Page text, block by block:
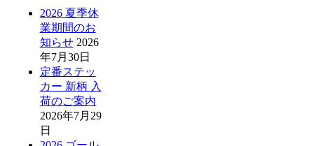
2026 夏季休
業期間のお
知らせ 2026
年7月30日
定番ステッ
カー 新柄 入
荷のご案内
2026年7月29
日